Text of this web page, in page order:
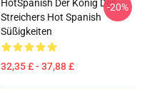
HotSpanish Der König Des
Streichers Hot Spanish
Süßigkeiten
32,35 £ - 37,88 £
-20%